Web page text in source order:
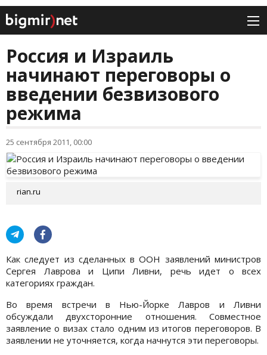
Россия и Израиль
начинают переговоры о
введении безвизового
режима
25 сентября 2011, 00:00
rian.ru
Как следует из сделанных в ООН заявлений министров
Сергея Лаврова и Ципи Ливни, речь идет о всех
категориях граждан.
Во время встречи в Нью-Йорке Лавров и Ливни
обсуждали двухсторонние отношения. Совместное
заявление о визах стало одним из итогов переговоров. В
заявлении не уточняется, когда начнутся эти переговоры.